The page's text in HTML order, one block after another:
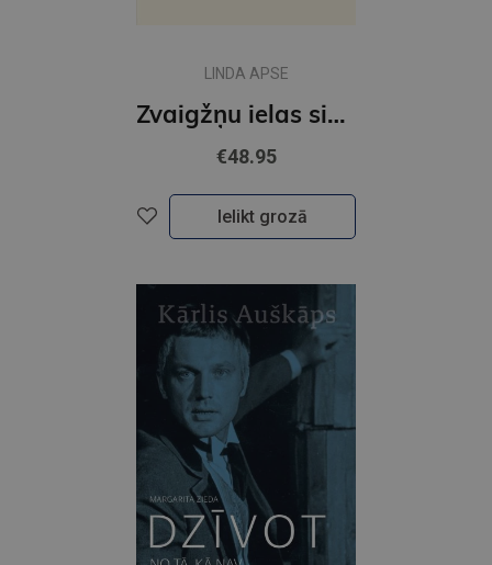
LINDA APSE
Zvaigžņu ielas simfonija. Imants Kalniņš
€48.95
Ielikt grozā